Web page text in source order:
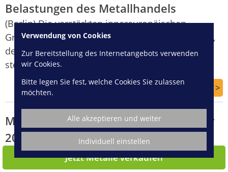
Belastungen des Metallhandels
(Berlin) Die verstärkten innereuropäischen
Grenzkontrollen sowie die sichtbare Bereitschaft,
den grenzenlosen Schengen-Raum in Frage zu
stellen, belasten den Metallhandel.
weiterlesen >
Marktübersicht Metallpreise – Februar
2016
Die Weltkonjunktur schwächelt und auch die
Situation in der Metallbranche ist angespannt.
Jetzt Metalle verkaufen
Verwendung von Cookies
Zur Bereitstellung des Internetangebots verwenden
wir Cookies.
Bitte legen Sie fest, welche Cookies Sie zulassen
möchten.
Alle akzeptieren und weiter
Individuell einstellen